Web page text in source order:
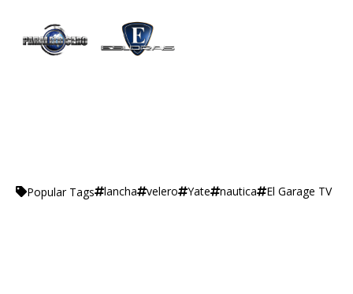
Popular Tags lancha velero Yate nautica El Garage TV